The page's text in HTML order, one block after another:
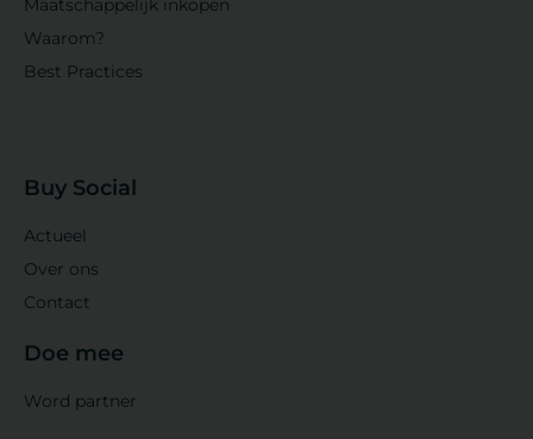
Maatschappelijk inkopen
Waarom?
Best Practices
Buy Social
Actueel
Over ons
Contact
Doe mee
Word partner